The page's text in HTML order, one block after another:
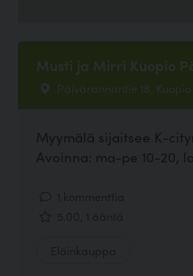
Musti ja Mirri Kuopio
Päivärannantie 18, Kuopio
Myymälä sijaitsee K-
Avoinna: ma-pe 10-20, la